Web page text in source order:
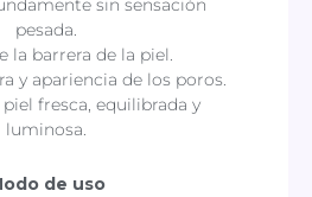
sin sensación
pesada.
la barrera de la piel.
y apariencia de los poros.
piel fresca, equilibrada y
luminosa.
de uso